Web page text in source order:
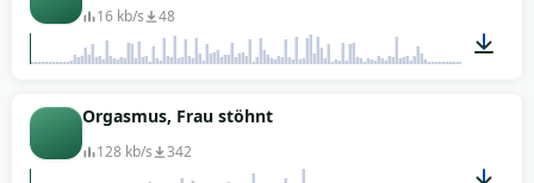
16 kb/s 48
Orgasmus, Frau stöhnt
128 kb/s 342